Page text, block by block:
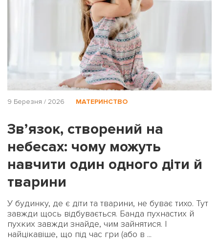
9 Березня / 2026 МАТЕРИНСТВО
Зв’язок, створений на
небесах: чому можуть
навчити один одного діти й
тварини
У будинку, де є діти та тварини, не буває тихо. Тут
завжди щось відбувається. Банда пухнастих й
пухких завжди знайде, чим зайнятися. І
найцікавіше, що під час гри (або в ...